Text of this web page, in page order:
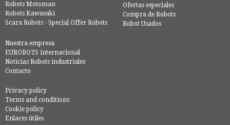
Robots Motoman
Robots Kawasaki
Scara Robots - Special Offer Robots
Ofertas especiales
Compra de Robots
Robot Usados
Nuestra empresa
EUROBOTS internacional
Noticias Robots industriales
Contacto
Privacy policy
Terms and conditions
Cookie policy
Enlaces útiles